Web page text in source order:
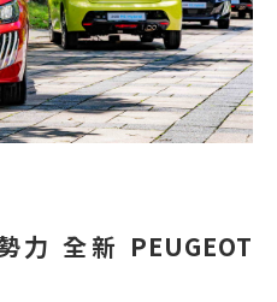
力 全新 PEUGEOT